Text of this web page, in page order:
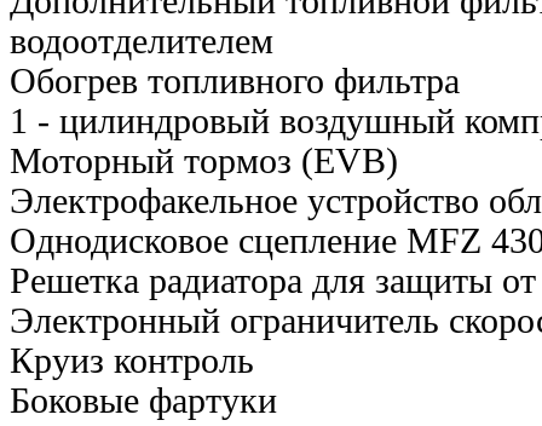
водоотделителем
Обогрев топливного фильтра
1 - цилиндровый воздушный
Моторный тормоз (EVB)
Электрофакельное устройство
Однодисковое сцепление MFZ
Решетка радиатора для защиты
Электронный ограничитель
Круиз контроль
Боковые фартуки